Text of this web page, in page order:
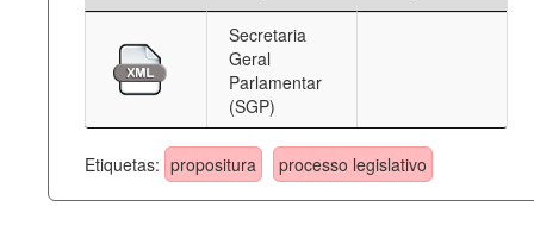
Secretaria
Geral
Parlamentar
(SGP)
Etiquetas: propositura processo legislativo